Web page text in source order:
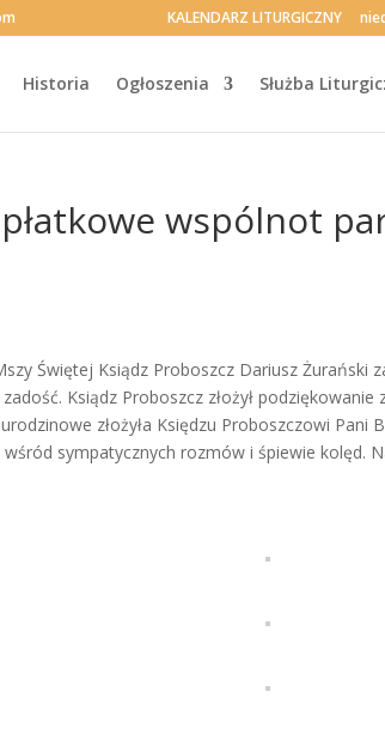
KALENDARZ LITURGICZNY
Historia Ogłoszenia Służba
wspólnot
Świętej Ksiądz Proboszcz Dariusz Żurański
Ksiądz Proboszcz złożył
złożyła Księdzu Proboszczowi
sympatycznych rozmów i śpiewie kolęd.